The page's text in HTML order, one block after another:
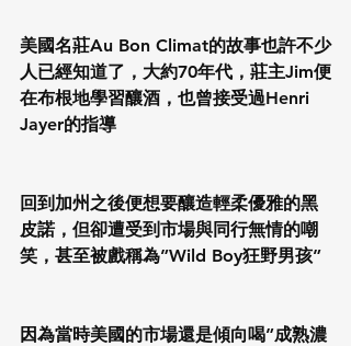
美國名莊Au Bon Climat的故事也許不少
人已經知道了，大約70年代，莊主Jim便
在布根地學習釀酒，也曾接受過Henri
Jayer的指導
回到加州之後便想要釀造輕柔優雅的黑
皮諾，但卻遭受到市場與同行無情的嘲
笑，甚至被戲稱為”Wild Boy狂野男孩”
因為當時美國的市場還是傾向喝”成熟濃